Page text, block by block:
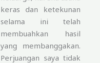
keras dan ketekunan
selama ini telah
membuahkan hasil
yang membanggakan.
Perjuangan saya tidak